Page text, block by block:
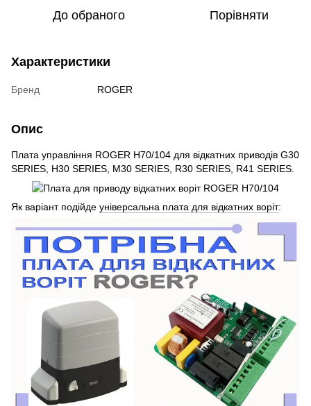
До обраного Порівняти
Характеристики
Бренд ROGER
Опис
Плата управління ROGER H70/104 для відкатних приводів G30
SERIES, H30 SERIES, M30 SERIES, R30 SERIES, R41 SERIES.
Як варіант подійде універсальна плата для відкатних воріт: